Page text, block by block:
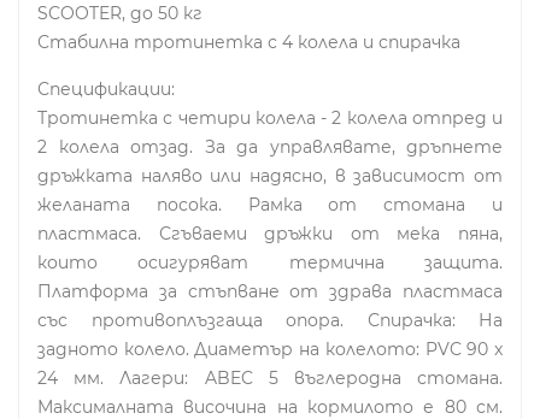
SCOOTER, до 50 кг
Стабилна тротинетка с 4 колела и спирачка
Спецификации:
Тротинетка с четири колела - 2 колела отпред и
2 колела отзад. За да управлявате, дръпнете
дръжката наляво или надясно, в зависимост от
желаната посока. Рамка от стомана и
пластмаса. Сгъваеми дръжки от мека пяна,
които осигуряват термична защита.
Платформа за стъпване от здрава пластмаса
със противоплъзгаща опора. Спирачка: На
задното колело. Диаметър на колелото: PVC 90 x
24 мм. Лагери: ABEC 5 въглеродна стомана.
Максималната височина на кормилото е 80 см.